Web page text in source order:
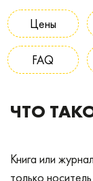
Цены
FAQ
ЧТО
Книга или
только